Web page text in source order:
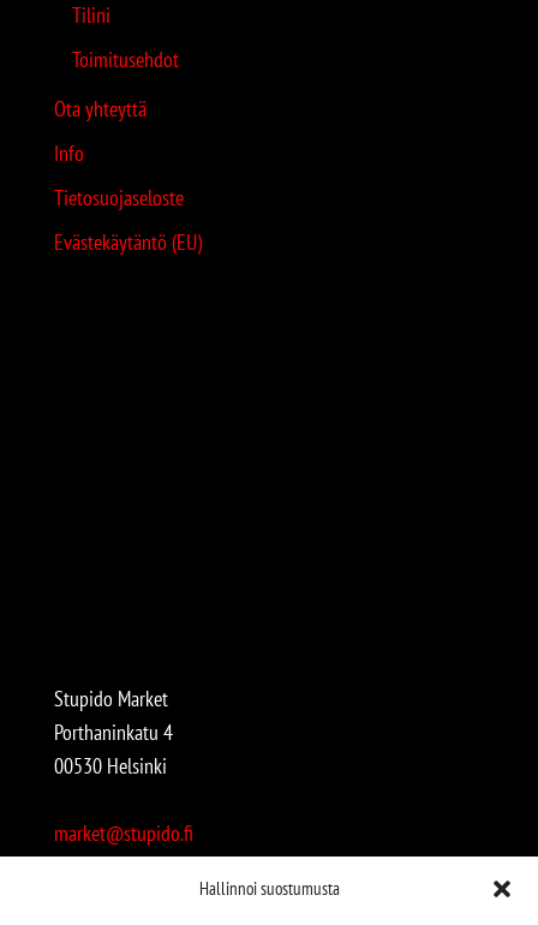
Hallinnoi suostumusta
Tilini
Toimitusehdot
Ota yhteyttä
Info
Tietosuojaseloste
Evästekäytäntö (EU)
Stupido Market
Porthaninkatu 4
00530 Helsinki
market@stupido.fi